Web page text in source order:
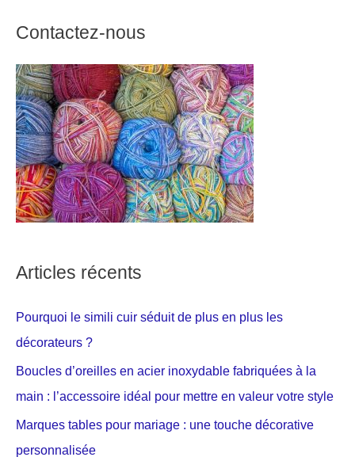
Contactez-nous
Articles récents
Pourquoi le simili cuir séduit de plus en plus les
décorateurs ?
Boucles d’oreilles en acier inoxydable fabriquées à la
main : l’accessoire idéal pour mettre en valeur votre style
Marques tables pour mariage : une touche décorative
personnalisée